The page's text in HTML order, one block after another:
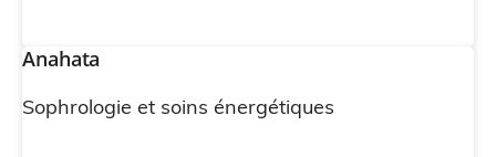
Anahata
Sophrologie et soins énergétiques